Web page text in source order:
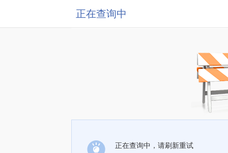
正在查询中
正在查询中，请刷新重试